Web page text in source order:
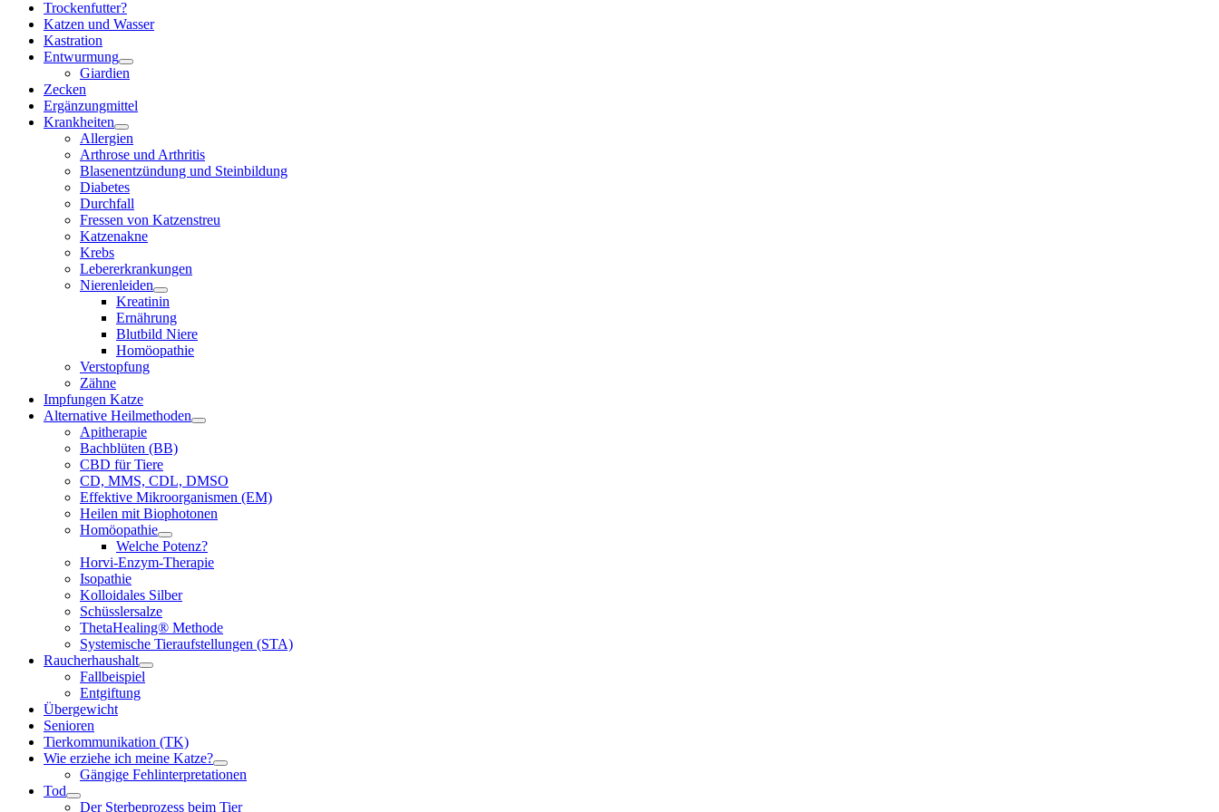
Trockenfutter?
Katzen und Wasser
Kastration
Entwurmung
Giardien
Zecken
Ergänzungmittel
Krankheiten
Allergien
Arthrose und Arthritis
Blasenentzündung und Steinbildung
Diabetes
Durchfall
Fressen von Katzenstreu
Katzenakne
Krebs
Lebererkrankungen
Nierenleiden
Kreatinin
Ernährung
Blutbild Niere
Homöopathie
Verstopfung
Zähne
Impfungen Katze
Alternative Heilmethoden
Apitherapie
Bachblüten (BB)
CBD für Tiere
CD, MMS, CDL, DMSO
Effektive Mikroorganismen (EM)
Heilen mit Biophotonen
Homöopathie
Welche Potenz?
Horvi-Enzym-Therapie
Isopathie
Kolloidales Silber
Schüsslersalze
ThetaHealing® Methode
Systemische Tieraufstellungen (STA)
Raucherhaushalt
Fallbeispiel
Entgiftung
Übergewicht
Senioren
Tierkommunikation (TK)
Wie erziehe ich meine Katze?
Gängige Fehlinterpretationen
Tod
Der Sterbeprozess beim Tier